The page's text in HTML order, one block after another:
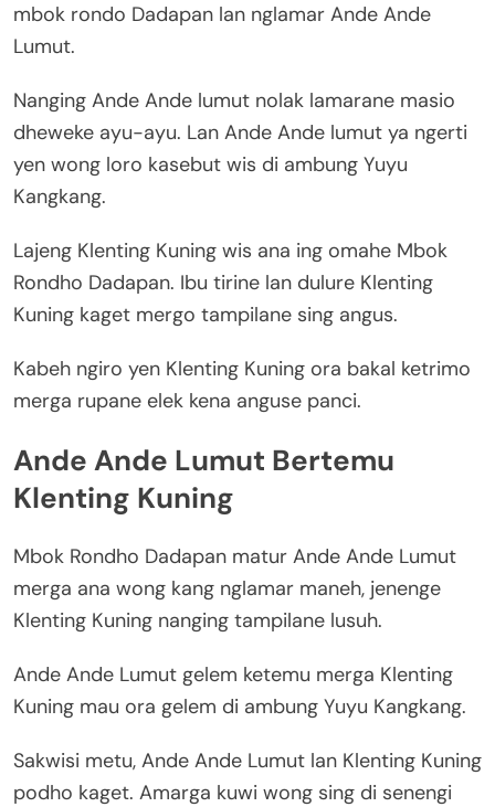
mbok rondo Dadapan lan nglamar Ande Ande
Lumut.
Nanging Ande Ande lumut nolak lamarane masio
dheweke ayu-ayu. Lan Ande Ande lumut ya ngerti
yen wong loro kasebut wis di ambung Yuyu
Kangkang.
Lajeng Klenting Kuning wis ana ing omahe Mbok
Rondho Dadapan. Ibu tirine lan dulure Klenting
Kuning kaget mergo tampilane sing angus.
Kabeh ngiro yen Klenting Kuning ora bakal ketrimo
merga rupane elek kena anguse panci.
Ande Ande Lumut Bertemu
Klenting Kuning
Mbok Rondho Dadapan matur Ande Ande Lumut
merga ana wong kang nglamar maneh, jenenge
Klenting Kuning nanging tampilane lusuh.
Ande Ande Lumut gelem ketemu merga Klenting
Kuning mau ora gelem di ambung Yuyu Kangkang.
Sakwisi metu, Ande Ande Lumut lan Klenting Kuning
podho kaget. Amarga kuwi wong sing di senengi